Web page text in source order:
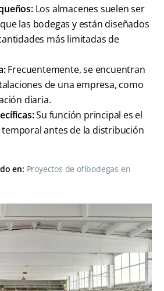
Los almacenes suelen ser
las bodegas y están diseñados
más limitadas de
Frecuentemente, se encuentran
de una empresa, como
diaria.
Su función principal es el
antes de la distribución
en: Proyectos de ofibodegas en